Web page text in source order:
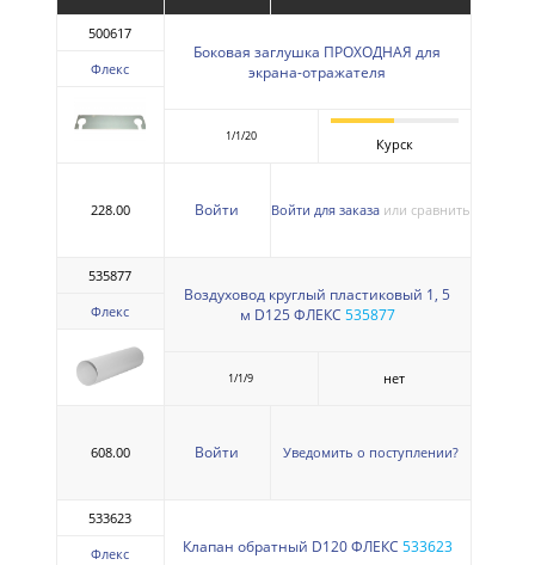
500617
Флекс
Боковая заглушка ПРОХОДНАЯ для
экрана-отражателя
1/1/20 Курск
228.00 Войти Войти для заказа или сравнить
535877
Флекс
Воздуховод круглый пластиковый 1, 5
м D125 ФЛЕКС 535877
1/1/9 нет
608.00 Войти Уведомить о поступлении?
533623
Флекс Клапан обратный D120 ФЛЕКС 533623